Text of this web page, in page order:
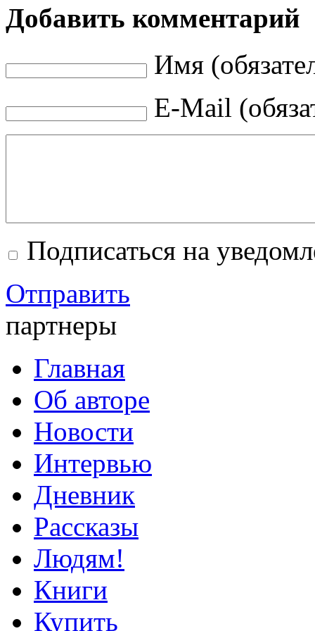
Добавить комментарий
Имя
E-Mail
Подписаться на
Отправить
партнеры
Главная
Об авторе
Новости
Интервью
Дневник
Рассказы
Людям!
Книги
Купить